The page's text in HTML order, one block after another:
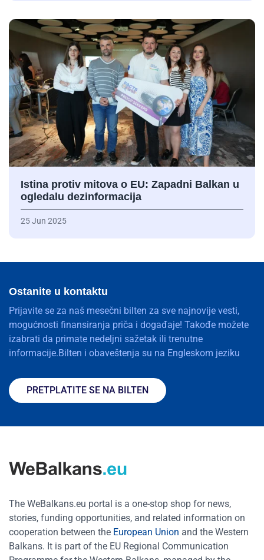
Istina protiv mitova o EU: Zapadni Balkan u
ogledalu dezinformacija
25 Jun 2025
Ostanite u kontaktu
Prijavite se za naš mesečni bilten za sve najnovije vesti,
mogućnosti finansiranja priča i događaje! Takođe možete
izabrati da primate nedeljni sažetak ili trenutne
informacije.Bilten i obaveštenja su na Engleskom jeziku
PRETPLATITE SE NA BILTEN
The WeBalkans.eu portal is a one-stop shop for news,
stories, funding opportunities, and related information on
cooperation between the European Union and the Western
Balkans. It is part of the EU Regional Communication